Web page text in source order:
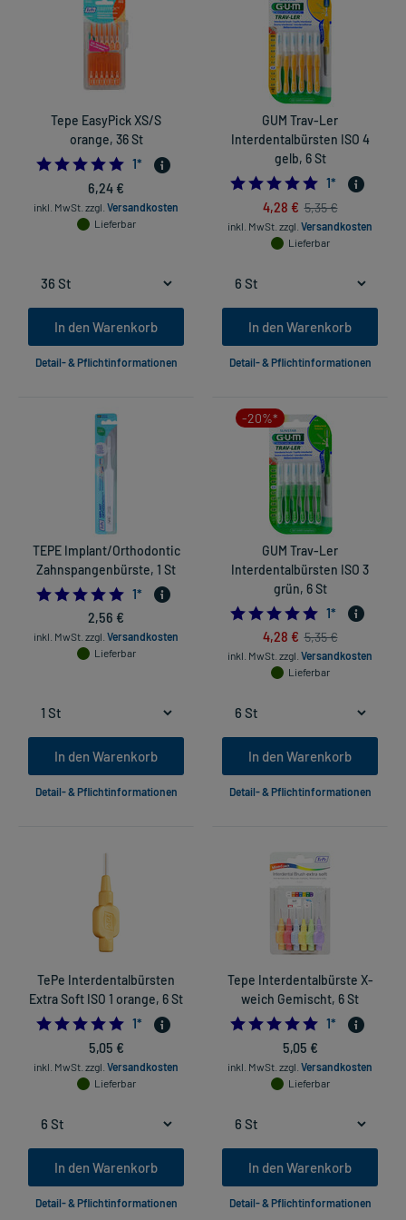
Tepe EasyPick XS/S
orange, 36 St
5.0
1*
6,24 €
inkl. MwSt. zzgl. Versandkosten
Lieferbar
In den Warenkorb
Detail- & Pflichtinformationen
GUM Trav-Ler
Interdentalbürsten ISO 4
gelb, 6 St
5.0
1*
4,28 € 5,35 €
inkl. MwSt. zzgl. Versandkosten
Lieferbar
In den Warenkorb
Detail- & Pflichtinformationen
TEPE Implant/Orthodontic
Zahnspangenbürste, 1 St
5.0
1*
2,56 €
inkl. MwSt. zzgl. Versandkosten
Lieferbar
In den Warenkorb
Detail- & Pflichtinformationen
-20%*
GUM Trav-Ler
Interdentalbürsten ISO 3
grün, 6 St
5.0
1*
4,28 € 5,35 €
inkl. MwSt. zzgl. Versandkosten
Lieferbar
In den Warenkorb
Detail- & Pflichtinformationen
TePe Interdentalbürsten
Extra Soft ISO 1 orange, 6 St
5.0
1*
5,05 €
inkl. MwSt. zzgl. Versandkosten
Lieferbar
In den Warenkorb
Detail- & Pflichtinformationen
Tepe Interdentalbürste X-
weich Gemischt, 6 St
5.0
1*
5,05 €
inkl. MwSt. zzgl. Versandkosten
Lieferbar
In den Warenkorb
Detail- & Pflichtinformationen